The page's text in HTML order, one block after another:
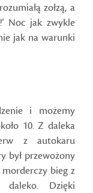
zołzą, a
Noc jak zwykle
jak na warunki
i możemy
10. Z daleka
z autokaru
był przewożony
morderczy bieg z
daleko. Dzięki